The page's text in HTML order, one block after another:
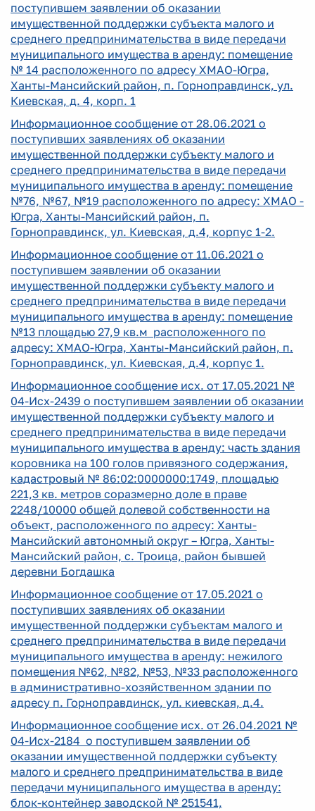
поступившем заявлении об оказании
имущественной поддержки субъекта малого и
среднего предпринимательства в виде передачи
муниципального имущества в аренду: помещение
№ 14 расположенного по адресу ХМАО-Югра,
Ханты-Мансийский район, п. Горноправдинск, ул.
Киевская, д. 4, корп. 1
Информационное сообщение от 28.06.2021 о
поступивших заявлениях об оказании
имущественной поддержки субъекту малого и
среднего предпринимательства в виде передачи
муниципального имущества в аренду: помещение
№76, №67, №19 расположенного по адресу: ХМАО -
Югра, Ханты-Мансийский район, п.
Горноправдинск, ул. Киевская, д.4, корпус 1-2.
Информационное сообщение от 11.06.2021 о
поступившем заявлении об оказании
имущественной поддержки субъекту малого и
среднего предпринимательства в виде передачи
муниципального имущества в аренду: помещение
№13 площадью 27,9 кв.м расположенного по
адресу: ХМАО-Югра, Ханты-Мансийский район, п.
Горноправдинск, ул. Киевская, д.4, корпус 1.
Информационное сообщение исх. от 17.05.2021 №
04-Исх-2439 о поступившем заявлении об оказании
имущественной поддержки субъекту малого и
среднего предпринимательства в виде передачи
муниципального имущества в аренду: часть здания
коровника на 100 голов привязного содержания,
кадастровый № 86:02:0000000:1749, площадью
221,3 кв. метров соразмерно доле в праве
2248/10000 общей долевой собственности на
объект, расположенного по адресу: Ханты-
Мансийский автономный округ – Югра, Ханты-
Мансийский район, с. Троица, район бывшей
деревни Богдашка
Информационное сообщение от 17.05.2021 о
поступивших заявлениях об оказании
имущественной поддержки субъектам малого и
среднего предпринимательства в виде передачи
муниципального имущества в аренду: нежилого
помещения №62, №82, №53, №33 расположенного
в административно-хозяйственном здании по
адресу п. Горноправдинск, ул. киевская, д.4.
Информационное сообщение исх. от 26.04.2021 №
04-Исх-2184 о поступившем заявлении об
оказании имущественной поддержки субъекту
малого и среднего предпринимательства в виде
передачи муниципального имущества в аренду:
блок-контейнер заводской № 251541,